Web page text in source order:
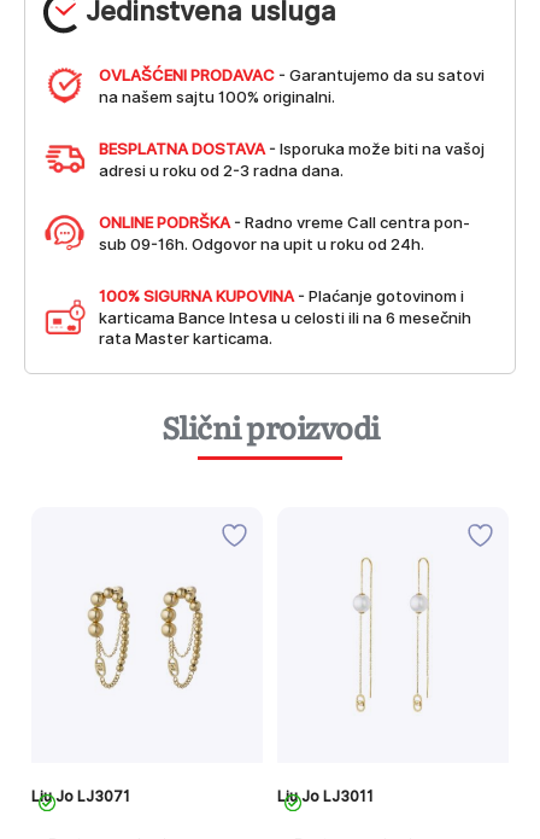
Jedinstvena usluga
OVLAŠĆENI PRODAVAC - Garantujemo da su satovi
na našem sajtu 100% originalni.
BESPLATNA DOSTAVA - Isporuka može biti na vašoj
adresi u roku od 2-3 radna dana.
ONLINE PODRŠKA - Radno vreme Call centra pon-
sub 09-16h. Odgovor na upit u roku od 24h.
100% SIGURNA KUPOVINA - Plaćanje gotovinom i
karticama Bance Intesa u celosti ili na 6 mesečnih
rata Master karticama.
Slični proizvodi
Liu Jo LJ3071 Liu Jo LJ3011